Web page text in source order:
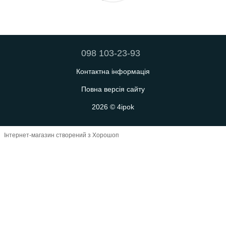
098 103-23-93
Контактна інформація
Повна версія сайту
2026 © 4ipok
Інтернет-магазин створений з Хорошоп